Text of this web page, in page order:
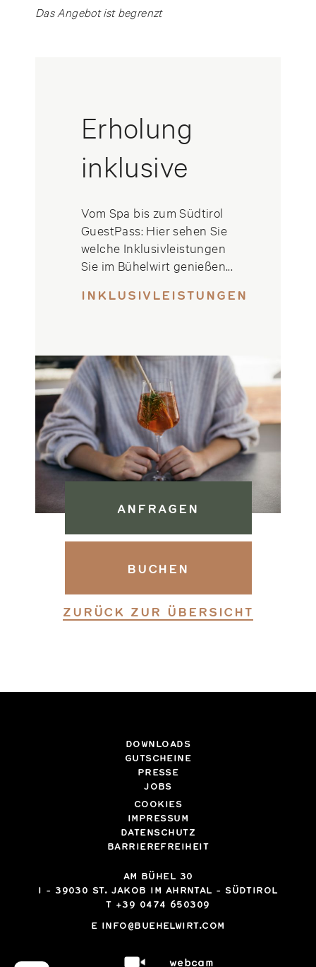
Das Angebot ist begrenzt
ANFRAGEN
BUCHEN
Erholung
inklusive
Vom Spa bis zum Südtirol
GuestPass: Hier sehen Sie
welche Inklusivleistungen
Sie im Bühelwirt genießen...
INKLUSIVLEISTUNGEN
ZURÜCK ZUR ÜBERSICHT
DOWNLOADS
GUTSCHEINE
PRESSE
JOBS
COOKIES
IMPRESSUM
DATENSCHUTZ
BARRIEREFREIHEIT
AM BÜHEL 30
I - 39030 ST. JAKOB IM AHRNTAL - SÜDTIROL
T +39 0474 650309
E INFO@BUEHELWIRT.COM
webcam